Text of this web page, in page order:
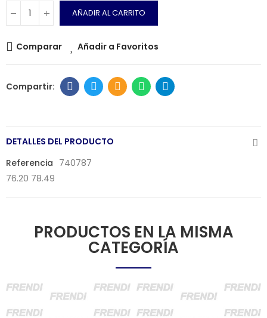
AÑADIR AL CARRITO
Comparar Añadir a Favoritos
DETALLES DEL PRODUCTO
Referencia 740787
76.20 78.49
PRODUCTOS EN LA MISMA
CATEGORÍA